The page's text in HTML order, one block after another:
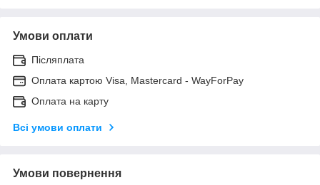
Умови оплати
Післяплата
Оплата картою Visa, Mastercard - WayForPay
Оплата на карту
Всі умови оплати
Умови повернення